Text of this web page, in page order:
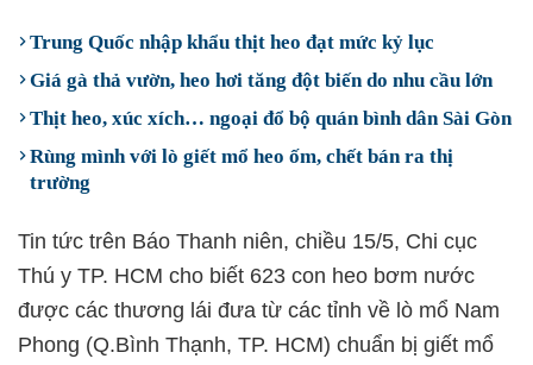
Trung Quốc nhập khẩu thịt heo đạt mức kỷ lục
Giá gà thả vườn, heo hơi tăng đột biến do nhu cầu lớn
Thịt heo, xúc xích… ngoại đổ bộ quán bình dân Sài Gòn
Rùng mình với lò giết mổ heo ốm, chết bán ra thị
trường
Tin tức trên Báo Thanh niên, chiều 15/5, Chi cục
Thú y TP. HCM cho biết 623 con heo bơm nước
được các thương lái đưa từ các tỉnh về lò mổ Nam
Phong (Q.Bình Thạnh, TP. HCM) chuẩn bị giết mổ